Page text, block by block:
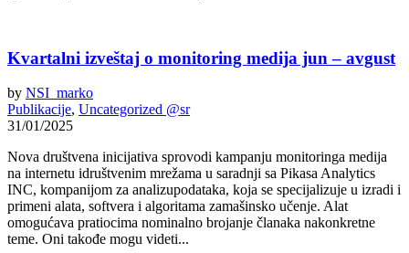
Kvartalni izveštaj o monitoring medija jun – avgust
by NSI_marko
Publikacije, Uncategorized @sr
31/01/2025
Nova društvena inicijativa sprovodi kampanju monitoringa medija
na internetu idruštvenim mrežama u saradnji sa Pikasa Analytics
INC, kompanijom za analizupodataka, koja se specijalizuje u izradi i
primeni alata, softvera i algoritama zamašinsko učenje. Alat
omogućava pratiocima nominalno brojanje članaka nakonkretne
teme. Oni takođe mogu videti...